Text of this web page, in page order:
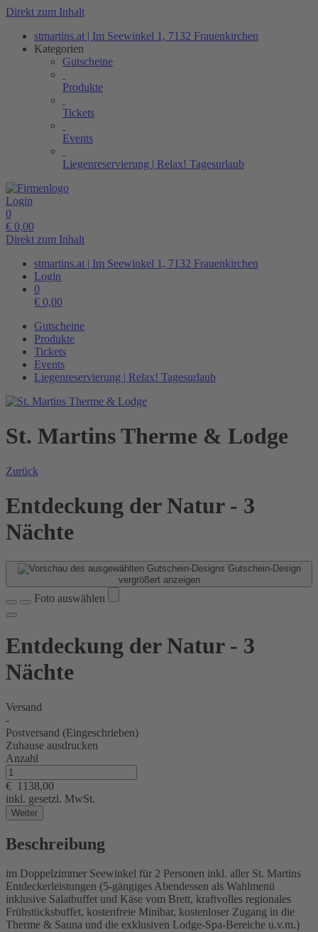
Direkt zum Inhalt
stmartins.at | Im Seewinkel 1, 7132 Frauenkirchen
Kategorien
Gutscheine
Produkte
Tickets
Events
Liegenreservierung | Relax! Tagesurlaub
Login
0
€ 0,00
Direkt zum Inhalt
stmartins.at | Im Seewinkel 1, 7132 Frauenkirchen
Login
0
€ 0,00
Gutscheine
Produkte
Tickets
Events
Liegenreservierung | Relax! Tagesurlaub
St. Martins Therme & Lodge
Zurück
Entdeckung der Natur - 3
Nächte
Gutschein-Design
vergrößert anzeigen
Foto auswählen
Entdeckung der Natur - 3
Nächte
Versand
-
Postversand (Eingeschrieben)
Zuhause ausdrucken
Anzahl
€ 1138,00
inkl. gesetzl. MwSt.
Weiter
Beschreibung
im Doppelzimmer Seewinkel für 2 Personen inkl. aller St. Martins
Entdeckerleistungen (5-gängiges Abendessen als Wahlmenü
inklusive Salatbuffet und Käse vom Brett, kraftvolles regionales
Frühstücksbuffet, kostenfreie Minibar, kostenloser Zugang in die
Therme & Sauna und die exklusiven Lodge-Spa-Bereiche u.v.m.)